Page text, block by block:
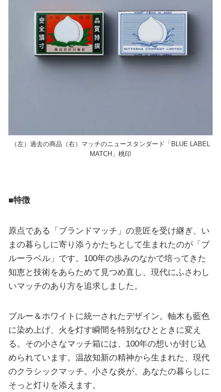
（左）過去の商品（右）マッチのニュースタンダード「BLUE LABEL
MATCH」桃印
■特徴
原点である「ブランドマッチ」の意匠を受け継ぎ、い
まの暮らしに寄り添うかたちとして生まれたのが「ブ
ルーラベル」です。100年の歩みのなかで培ってきた
知恵と技術をあらためて見つめ直し、現代にふさわし
いマッチのあり方を追求しました。
ブルー＆ホワイトに統一されたデザイン。軸木も藍色
に染め上げ、火を灯す瞬間を特別なひとときに変え
る。その小さなマッチ箱には、100年の想いが封じ込
められています。温故知新の精神から生まれた、現代
のクラシックマッチ。小さな炎が、あなたの暮らしに
そっと灯りを添えます。